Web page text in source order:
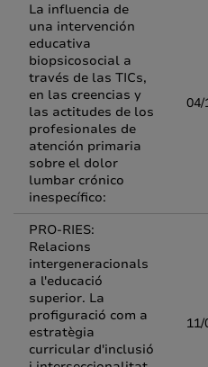
La influencia de
una intervención
educativa
biopsicosocial a
través de las TICs,
en las creencias y
las actitudes de los
profesionales de
atención primaria
sobre el dolor
lumbar crónico
inespecífico:
04/
PRO-RIES:
Relacions
intergeneracionals
a l'educació
superior. La
profiguració com a
estratègia
curricular d'inclusió